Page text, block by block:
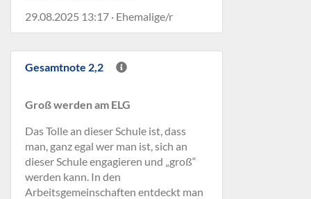
29.08.2025 13:17 · Ehemalige/r
Gesamtnote 2,2
Groß werden am ELG
Das Tolle an dieser Schule ist, dass
man, ganz egal wer man ist, sich an
dieser Schule engagieren und „groß“
werden kann. In den
Arbeitsgemeinschaften entdeckt man